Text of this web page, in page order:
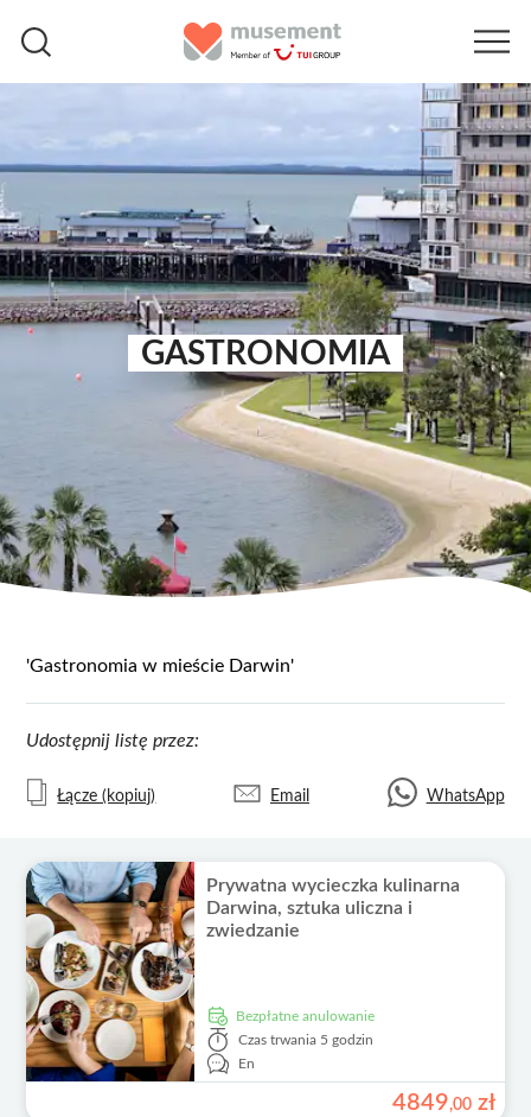
GASTRONOMIA
'Gastronomia w mieście Darwin'
Udostępnij listę przez:
Łącze (kopiuj) Email WhatsApp
Prywatna wycieczka kulinarna
Darwina, sztuka uliczna i
zwiedzanie
Bezpłatne anulowanie
Czas trwania 5 godzin
En
4849,00 zł